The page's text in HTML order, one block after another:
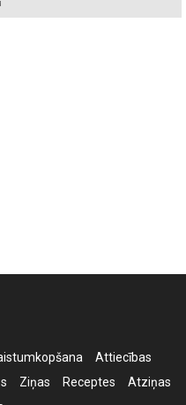
Attiecības
Ziņas Receptes
Atziņas